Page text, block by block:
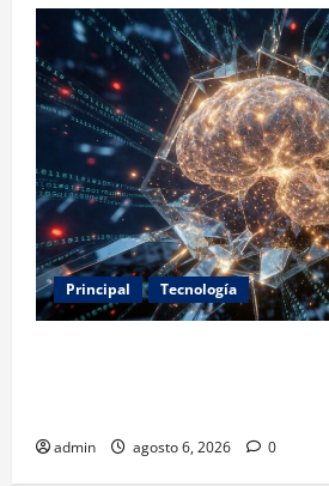
Principal Tecnología
admin agosto 6, 2026 0